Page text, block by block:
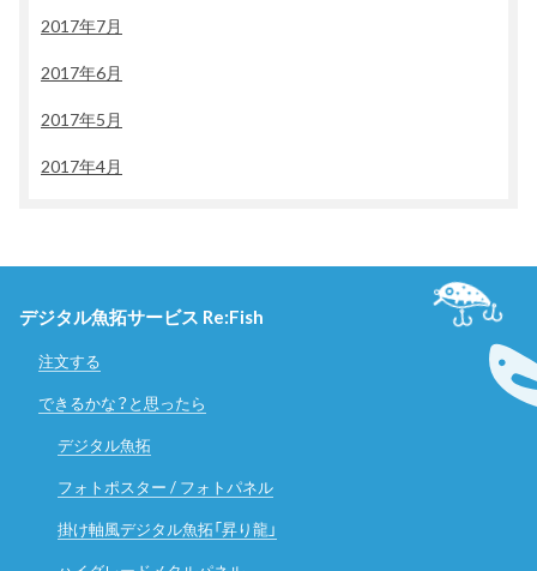
2017年7月
2017年6月
2017年5月
2017年4月
デジタル魚拓サービス Re:Fish
注文する
できるかな？と思ったら
デジタル魚拓
フォトポスター / フォトパネル
掛け軸風デジタル魚拓「昇り龍」